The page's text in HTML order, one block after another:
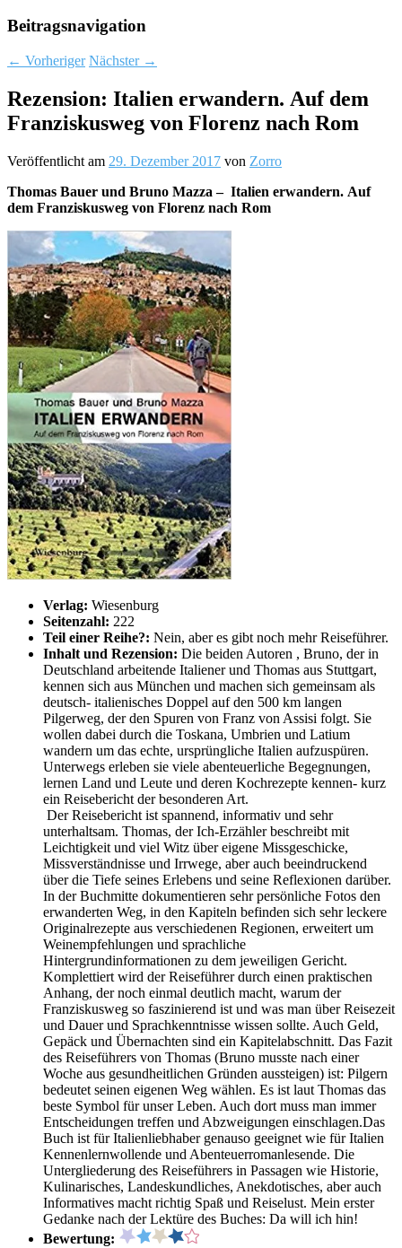
Beitragsnavigation
← Vorheriger Nächster →
Rezension: Italien erwandern. Auf dem
Franziskusweg von Florenz nach Rom
Veröffentlicht am 29. Dezember 2017 von Zorro
Thomas Bauer und Bruno Mazza – Italien erwandern. Auf
dem Franziskusweg von Florenz nach Rom
Verlag: Wiesenburg
Seitenzahl: 222
Teil einer Reihe?: Nein, aber es gibt noch mehr Reiseführer.
Inhalt und Rezension: Die beiden Autoren , Bruno, der in
Deutschland arbeitende Italiener und Thomas aus Stuttgart,
kennen sich aus München und machen sich gemeinsam als
deutsch- italienisches Doppel auf den 500 km langen
Pilgerweg, der den Spuren von Franz von Assisi folgt. Sie
wollen dabei durch die Toskana, Umbrien und Latium
wandern um das echte, ursprüngliche Italien aufzuspüren.
Unterwegs erleben sie viele abenteuerliche Begegnungen,
lernen Land und Leute und deren Kochrezepte kennen- kurz
ein Reisebericht der besonderen Art.
Der Reisebericht ist spannend, informativ und sehr
unterhaltsam. Thomas, der Ich-Erzähler beschreibt mit
Leichtigkeit und viel Witz über eigene Missgeschicke,
Missverständnisse und Irrwege, aber auch beeindruckend
über die Tiefe seines Erlebens und seine Reflexionen darüber.
In der Buchmitte dokumentieren sehr persönliche Fotos den
erwanderten Weg, in den Kapiteln befinden sich sehr leckere
Originalrezepte aus verschiedenen Regionen, erweitert um
Weinempfehlungen und sprachliche
Hintergrundinformationen zu dem jeweiligen Gericht.
Komplettiert wird der Reiseführer durch einen praktischen
Anhang, der noch einmal deutlich macht, warum der
Franziskusweg so faszinierend ist und was man über Reisezeit
und Dauer und Sprachkenntnisse wissen sollte. Auch Geld,
Gepäck und Übernachten sind ein Kapitelabschnitt. Das Fazit
des Reiseführers von Thomas (Bruno musste nach einer
Woche aus gesundheitlichen Gründen aussteigen) ist: Pilgern
bedeutet seinen eigenen Weg wählen. Es ist laut Thomas das
beste Symbol für unser Leben. Auch dort muss man immer
Entscheidungen treffen und Abzweigungen einschlagen.Das
Buch ist für Italienliebhaber genauso geeignet wie für Italien
Kennenlernwollende und Abenteuerromanlesende. Die
Untergliederung des Reiseführers in Passagen wie Historie,
Kulinarisches, Landeskundliches, Anekdotisches, aber auch
Informatives macht richtig Spaß und Reiselust. Mein erster
Gedanke nach der Lektüre des Buches: Da will ich hin!
Bewertung: